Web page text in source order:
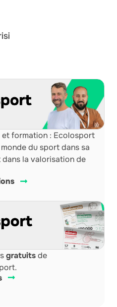
formation : Ecolosport
du sport dans sa
la valorisation de
gratuitsde